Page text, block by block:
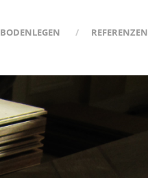
BODENLEGEN REFERENZEN